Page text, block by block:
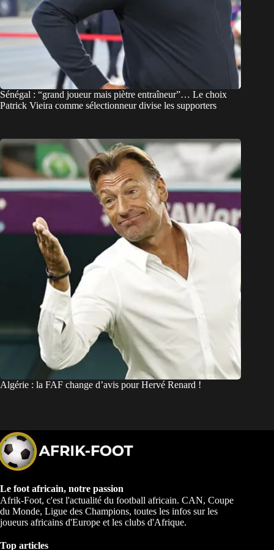
Sénégal : “grand joueur mais piètre entraîneur”… Le choix
Patrick Vieira comme sélectionneur divise les supporters
Algérie : la FAF change d’avis pour Hervé Renard !
Le foot africain, notre passion
Afrik-Foot, c'est l'actualité du football africain. CAN, Coupe
du Monde, Ligue des Champions, toutes les infos sur les
joueurs africains d'Europe et les clubs d'Afrique.
Top articles